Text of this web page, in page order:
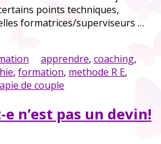
points techniques,
formatrices/superviseurs …
apprendre, coaching,
, formation, methode R E,
de couple
n’est pas un devin!